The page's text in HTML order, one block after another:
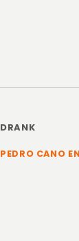
DRANK
PEDRO CANO